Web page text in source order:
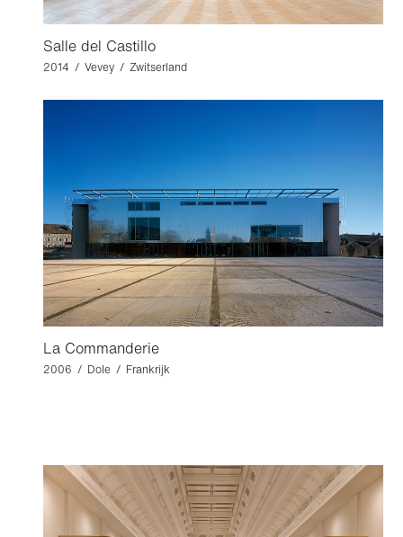
Salle del Castillo
2014 / Vevey / Zwitserland
La Commanderie
2006 / Dole / Frankrijk